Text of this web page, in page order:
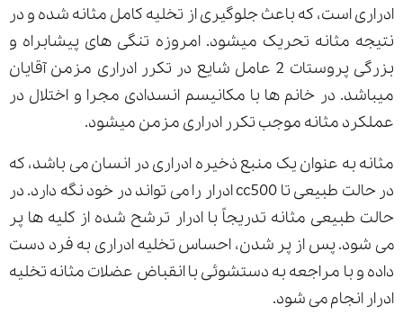
ادراری است، که باعث جلوگیری از تخلیه کامل مثانه شده و در
نتیجه مثانه تحریک میشود. امروزه تنگی های پیشابراه و
بزرگی پروستات 2 عامل شایع در تکرر ادراری مزمن آقایان
میباشد. در خانم ها با مکانیسم انسدادی مجرا و اختلال در
عملکرد مثانه موجب تکرر ادراری مزمن میشود.
مثانه به عنوان یک منبع ذخیره ادراری در انسان می باشد، که
در حالت طبیعی تا cc500 ادرار را می تواند در خود نگه دارد. در
حالت طبیعی مثانه تدریجاً با ادرار ترشح شده از کلیه ها پر
می شود. پس از پر شدن، احساس تخلیه ادراری به فرد دست
داده و با مراجعه به دستشوئی با انقباض عضلات مثانه تخلیه
ادرار انجام می شود.